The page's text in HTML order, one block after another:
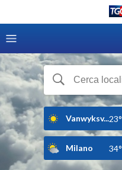
Vanwyksv...23°
Milano 34°